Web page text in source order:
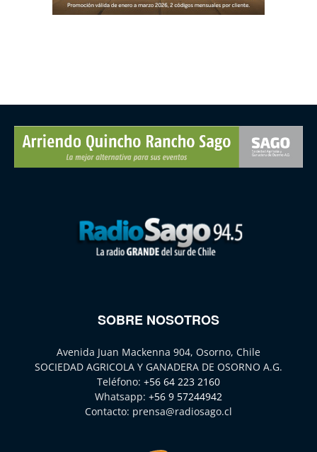
SOBRE NOSOTROS
Avenida Juan Mackenna 904, Osorno, Chile
SOCIEDAD AGRICOLA Y GANADERA DE OSORNO A.G.
Teléfono: +56 64 223 2160
Whatsapp: +56 9 57244942
Contacto: prensa@radiosago.cl